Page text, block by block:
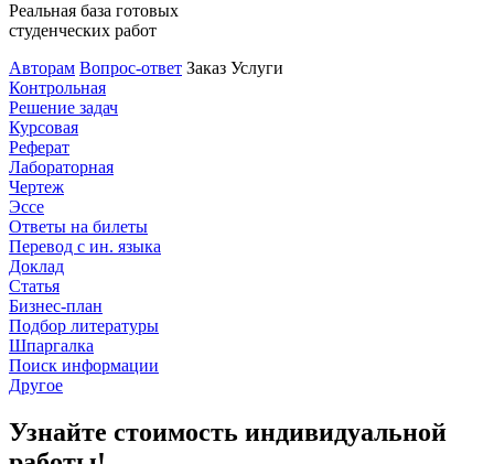
Реальная база готовых
студенческих работ
Авторам Вопрос-ответ Заказ Услуги
Контрольная
Решение задач
Курсовая
Реферат
Лабораторная
Чертеж
Эссе
Ответы на билеты
Перевод с ин. языка
Доклад
Статья
Бизнес-план
Подбор литературы
Шпаргалка
Поиск информации
Другое
Узнайте стоимость индивидуальной